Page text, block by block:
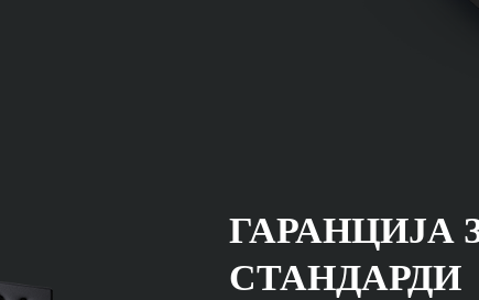
ГАРАНЦИЈА
СТАНДАРДИ